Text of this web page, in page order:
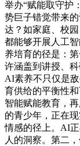
举办“赋能取守护
势巨子错觉带来
达？如家庭、校
都能够开展人工
养培育的径是：
许涵盖到讲授、
AI素养不只仅是
育供给的平衡性
智能赋能教育，
的青少年，正在
情感的径上。AI
人的洞察。第二